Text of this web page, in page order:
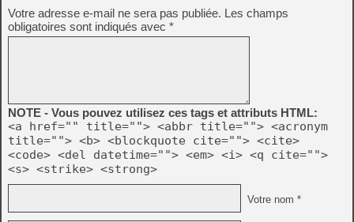
Votre adresse e-mail ne sera pas publiée. Les champs
obligatoires sont indiqués avec *
NOTE - Vous pouvez utilisez ces tags et attributs HTML:
<a href="" title=""> <abbr title=""> <acronym
title=""> <b> <blockquote cite=""> <cite>
<code> <del datetime=""> <em> <i> <q cite="">
<s> <strike> <strong>
Votre nom *